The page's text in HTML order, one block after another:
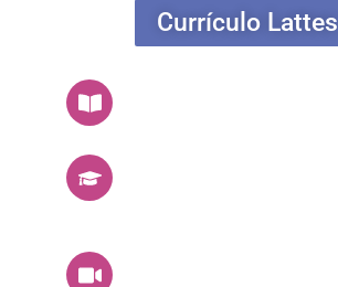
Currículo Lattes